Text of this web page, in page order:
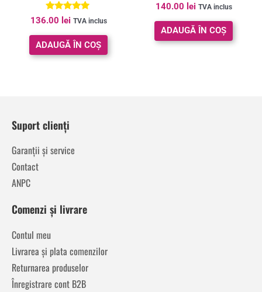
Evaluat la
5.00
din 5
136.00 lei TVA inclus
ADAUGĂ ÎN COȘ
140.00 lei TVA inclus
ADAUGĂ ÎN COȘ
Suport clienți
Garanții și service
Contact
ANPC
Comenzi și livrare
Contul meu
Livrarea și plata comenzilor
Returnarea produselor
Înregistrare cont B2B